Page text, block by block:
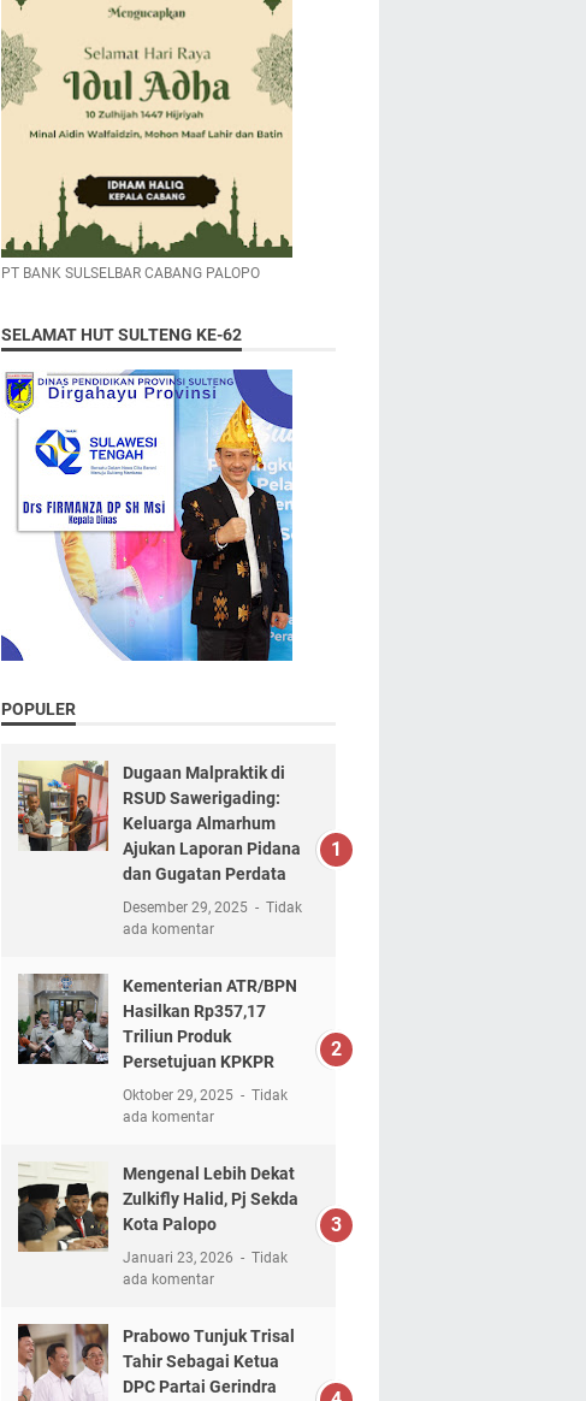
PT BANK SULSELBAR CABANG PALOPO
SELAMAT HUT SULTENG KE-62
POPULER
Dugaan Malpraktik di
RSUD Sawerigading:
Keluarga Almarhum
Ajukan Laporan Pidana
dan Gugatan Perdata
Desember 29, 2025
Tidak
ada komentar
Kementerian ATR/BPN
Hasilkan Rp357,17
Triliun Produk
Persetujuan KPKPR
Oktober 29, 2025
Tidak
ada komentar
Mengenal Lebih Dekat
Zulkifly Halid, Pj Sekda
Kota Palopo
Januari 23, 2026
Tidak
ada komentar
Prabowo Tunjuk Trisal
Tahir Sebagai Ketua
DPC Partai Gerindra